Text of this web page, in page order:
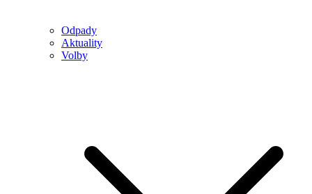
Odpady
Aktuality
Volby